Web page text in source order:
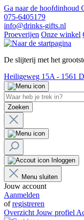
Ga naar de hoofdinhoud
075-6405179
info@drinks-gifts.nl
Proeverijen Onze winkel
De slijterij met het
Heiligeweg 15A - 1561
Zoeken
Inloggen
Menu sluiten
Jouw account
Aanmelden
ofregistreren
Overzicht Jouw profiel